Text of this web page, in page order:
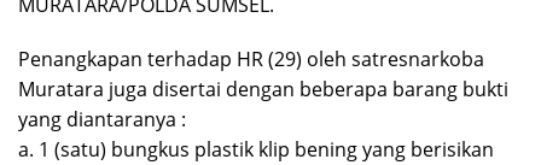
Penangkapan terhadap HR (29) oleh satresnarkoba
Muratara juga disertai dengan beberapa barang bukti
yang diantaranya :
a. 1 (satu) bungkus plastik klip bening yang berisikan